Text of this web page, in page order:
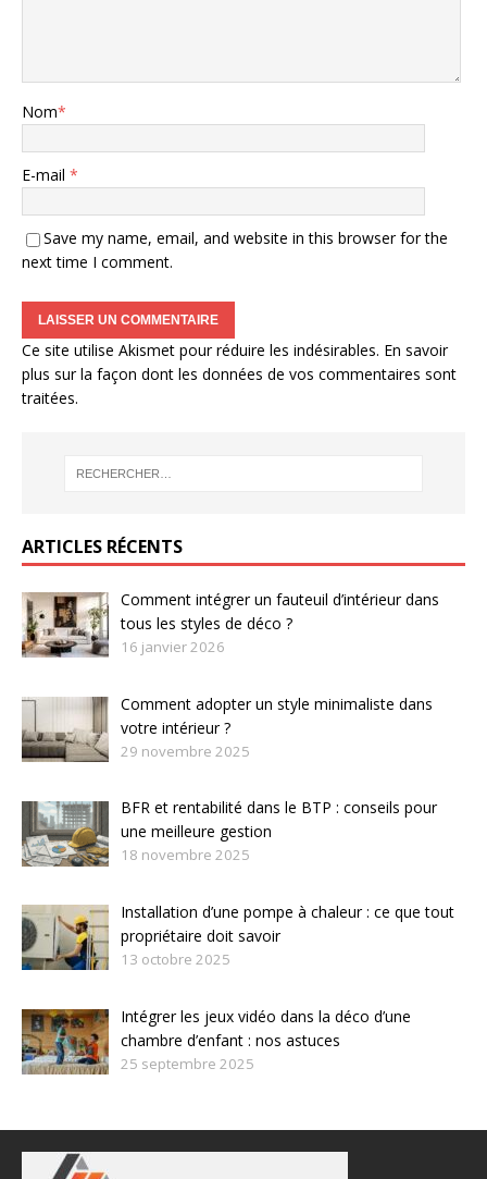
Nom*
E-mail *
Save my name, email, and website in this browser for the
next time I comment.
Ce site utilise Akismet pour réduire les indésirables. En savoir
plus sur la façon dont les données de vos commentaires sont
traitées.
ARTICLES RÉCENTS
Comment intégrer un fauteuil d’intérieur dans
tous les styles de déco ?
16 janvier 2026
Comment adopter un style minimaliste dans
votre intérieur ?
29 novembre 2025
BFR et rentabilité dans le BTP : conseils pour
une meilleure gestion
18 novembre 2025
Installation d’une pompe à chaleur : ce que tout
propriétaire doit savoir
13 octobre 2025
Intégrer les jeux vidéo dans la déco d’une
chambre d’enfant : nos astuces
25 septembre 2025